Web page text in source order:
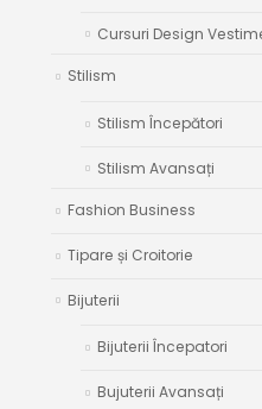
Cursuri Design
Stilism
Stilism Începători
Stilism Avansați
Fashion Business
Tipare și Croitorie
Bijuterii
Bijuterii Începatori
Bujuterii Avansați